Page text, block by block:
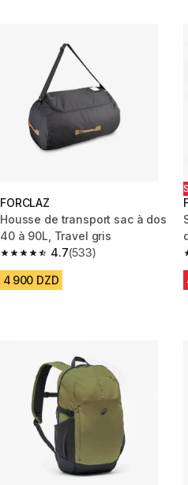
FORCLAZ
Housse de transport sac à dos
40 à 90L, Travel gris
4.7
4.7 out of 5 stars from 533
(533)
4 900 DZD